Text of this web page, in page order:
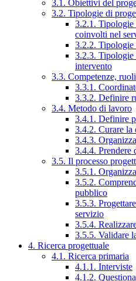
3.1. Obiettivi del
3.2. Tipologie di
3.2.1. Tipologie
coinvolti nel
3.2.2. Tipologie
3.2.3. Tipologie
intervento
3.3. Competenze,
3.3.1.
3.3.2. Definire
3.4. Metodo di lavoro
3.4.1. Definire
3.4.2. Curare la
3.4.3.
3.4.4. Prendere
3.5. Il processo
3.5.1.
3.5.2.
pubblico
3.5.3.
servizio
3.5.4.
3.5.5. Validare
4. Ricerca progettuale
4.1. Ricerca primaria
4.1.1. Interviste
4.1.2.